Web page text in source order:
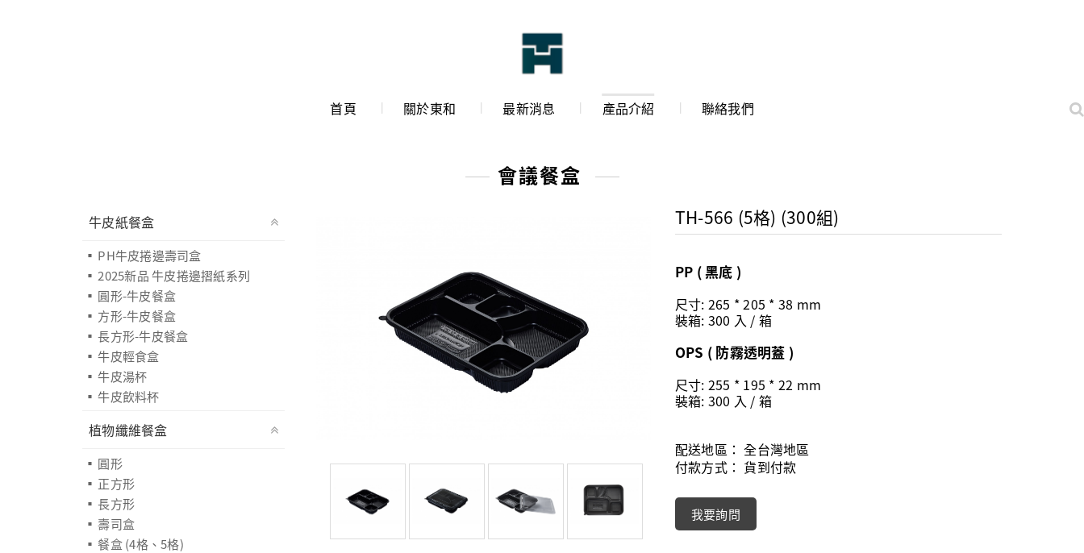
首頁 關於東和 最新消息 產品介紹 聯絡我們
會議餐盒
牛皮紙餐盒
PH牛皮捲邊壽司盒
2025新品 牛皮捲邊摺紙系列
圓形-牛皮餐盒
方形-牛皮餐盒
長方形-牛皮餐盒
牛皮輕食盒
牛皮湯杯
牛皮飲料杯
植物纖維餐盒
圓形
正方形
長方形
壽司盒
餐盒 (4格、5格)
TH-566 (5格) (300組)
PP ( 黑底 )
尺寸: 265 * 205 * 38 mm
裝箱: 300 入 / 箱
OPS ( 防霧透明蓋 )
尺寸: 255 * 195 * 22 mm
裝箱: 300 入 / 箱
配送地區：全台灣地區
付款方式： 貨到付款
我要詢問